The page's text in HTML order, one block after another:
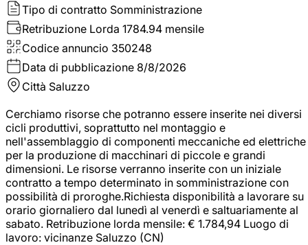
Tipo di contratto Somministrazione
Retribuzione Lorda 1784.94 mensile
Codice annuncio 350248
Data di pubblicazione 8/8/2026
Città Saluzzo
Cerchiamo risorse che potranno essere inserite nei diversi
cicli produttivi, soprattutto nel montaggio e
nell'assemblaggio di componenti meccaniche ed elettriche
per la produzione di macchinari di piccole e grandi
dimensioni. Le risorse verranno inserite con un iniziale
contratto a tempo determinato in somministrazione con
possibilità di proroghe.Richiesta disponibilità a lavorare su
orario giornaliero dal lunedì al venerdì e saltuariamente al
sabato. Retribuzione lorda mensile: € 1.784,94 Luogo di
lavoro: vicinanze Saluzzo (CN)